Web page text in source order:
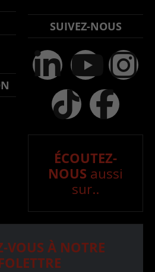
SUIVEZ-NOUS
ÉCOUTEZ-
NOUS aussi
sur..
VOUS À NOTRE